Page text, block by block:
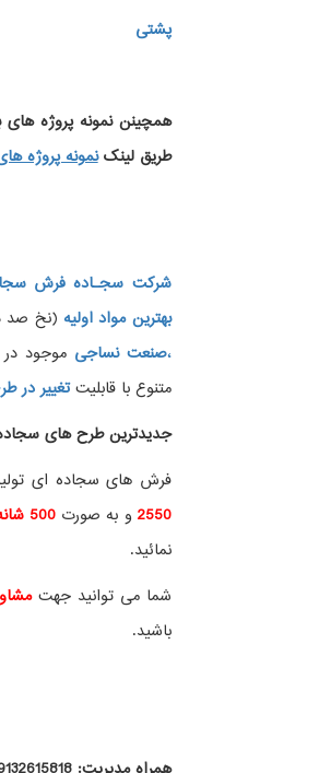
پشتی
همچینننمونه پروژه های
طریق لینکنمونه پروژه
شرکت سجـاده فرش
بهترین مواد اولیه (نخ صد
صنعت نساجی، موجود
متنوع با قابلیتتغییر در
جدیدترین طرح های
فرش های سجاده ای
2550 و به صورت 500 شانه
نمائید.
شما می توانید جهت
باشید.